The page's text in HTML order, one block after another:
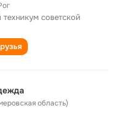
советской
область)